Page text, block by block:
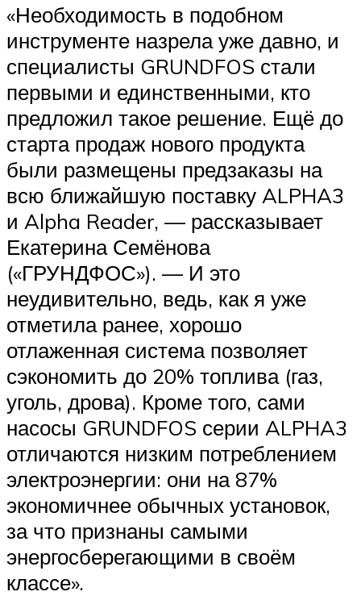
«Необходимость в подобном
инструменте назрела уже давно, и
специалисты GRUNDFOS стали
первыми и единственными, кто
предложил такое решение. Ещё до
старта продаж нового продукта
были размещены предзаказы на
всю ближайшую поставку ALPHA3
и Alpha Reader, — рассказывает
Екатерина Семёнова
(«ГРУНДФОС»). — И это
неудивительно, ведь, как я уже
отметила ранее, хорошо
отлаженная система позволяет
сэкономить до 20% топлива (газ,
уголь, дрова). Кроме того, сами
насосы GRUNDFOS серии ALPHA3
отличаются низким потреблением
электроэнергии: они на 87%
экономичнее обычных установок,
за что признаны самыми
энергосберегающими в своём
классе».